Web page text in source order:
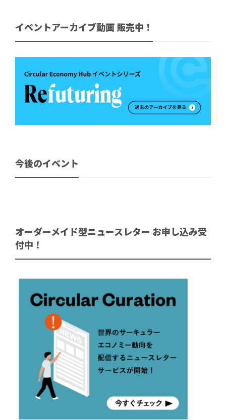
イベントアーカイブ動画 販売中！
今後のイベント
オーダーメイド型ニュースレター お申し込み受
付中！